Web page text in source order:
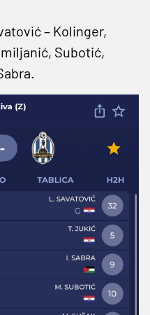
– Kolinger,
Subotić,